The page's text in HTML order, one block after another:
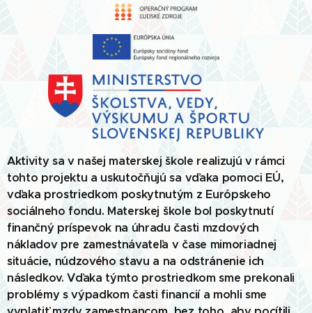
Aktivity sa v našej materskej škole realizujú v rámci
tohto projektu a uskutočňujú sa vďaka pomoci EÚ,
vďaka prostriedkom poskytnutým z Európskeho
sociálneho fondu. Materskej škole bol poskytnutí
finančný príspevok na úhradu časti mzdových
nákladov pre zamestnávateľa v čase mimoriadnej
situácie, núdzového stavu a na odstránenie ich
následkov. Vďaka týmto prostriedkom sme prekonali
problémy s výpadkom časti financií a mohli sme